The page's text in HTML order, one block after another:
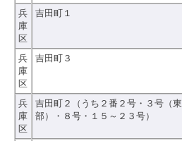
兵
庫
区
吉田町１
兵
庫
区
吉田町３
兵
庫
区
吉田町２（うち２番２号・３号（東
部）・８号・１５～２３号）